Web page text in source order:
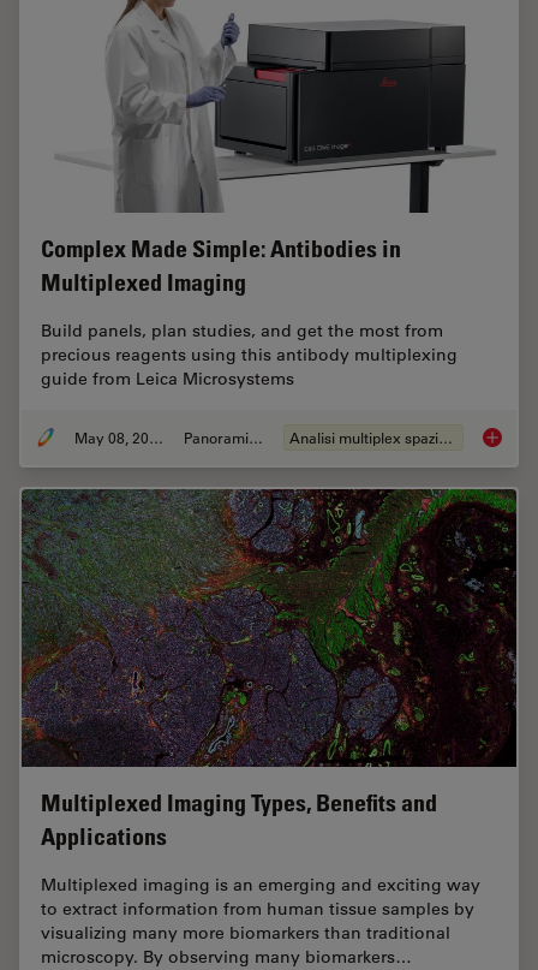
Complex Made Simple: Antibodies in
Multiplexed Imaging
Build panels, plan studies, and get the most from
precious reagents using this antibody multiplexing
guide from Leica Microsystems
May 08, 2023 Panoramica Analisi multiplex spaziale
Multiplexed Imaging Types, Benefits and
Applications
Multiplexed imaging is an emerging and exciting way
to extract information from human tissue samples by
visualizing many more biomarkers than traditional
microscopy. By observing many biomarkers…